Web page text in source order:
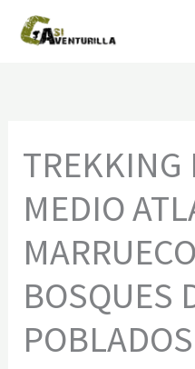
contenido
TREKKING
MEDIO
BOSQUES